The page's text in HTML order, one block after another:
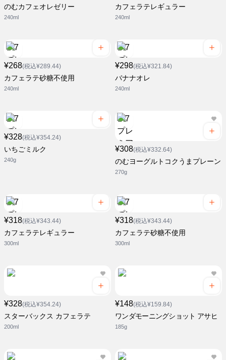
のむカフェオレゼリー
240ml
カフェラテレギュラー
240ml
¥268(税込¥289.44)
カフェラテ砂糖不使用
240ml
¥298(税込¥321.84)
バナナオレ
240ml
¥328(税込¥354.24)
いちごミルク
240g
¥308(税込¥332.64)
のむヨーグルトコクうまプレーン
270g
¥318(税込¥343.44)
カフェラテレギュラー
300ml
¥318(税込¥343.44)
カフェラテ砂糖不使用
300ml
¥328(税込¥354.24)
スターバックス カフェラテ
200ml
¥148(税込¥159.84)
ワンダモーニングショット アサヒ
185g